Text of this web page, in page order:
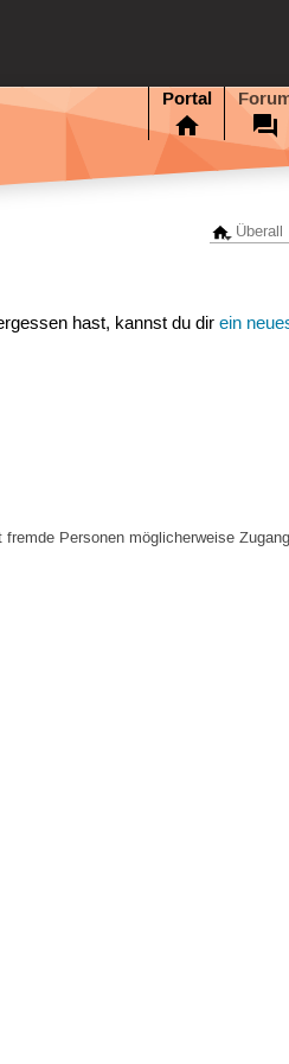
Portal
hast, kannst du direin
Personen möglicherweise